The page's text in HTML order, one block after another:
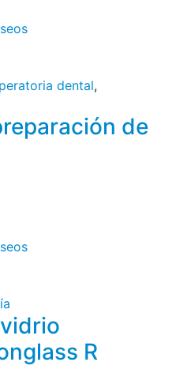
dental,
de
R